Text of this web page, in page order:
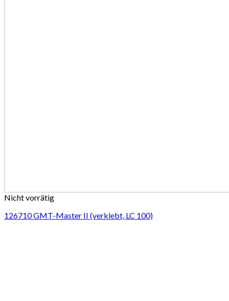
Nicht vorrätig
126710 GMT-Master II (verklebt, LC 100)